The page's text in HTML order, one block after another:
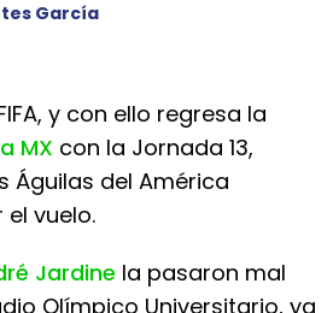
García
y con ello regresa la
MX con la Jornada 13,
Águilas del América
vuelo.
Jardine la pasaron mal
Olímpico Universitario, ya